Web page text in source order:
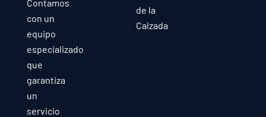
Contamos
con un
equipo
especializado
que
garantiza
un
servicio
de la
Calzada